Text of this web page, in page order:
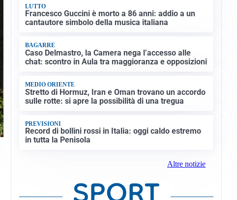
LUTTO
Francesco Guccini è morto a 86 anni: addio a un
cantautore simbolo della musica italiana
BAGARRE
Caso Delmastro, la Camera nega l’accesso alle
chat: scontro in Aula tra maggioranza e opposizioni
MEDIO ORIENTE
Stretto di Hormuz, Iran e Oman trovano un accordo
sulle rotte: si apre la possibilità di una tregua
PREVISIONI
Record di bollini rossi in Italia: oggi caldo estremo
in tutta la Penisola
Altre notizie